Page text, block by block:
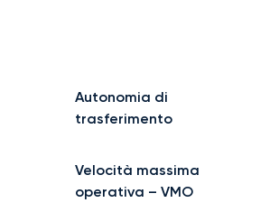
Autonomia di
trasferimento
Velocità massima
operativa – VMO